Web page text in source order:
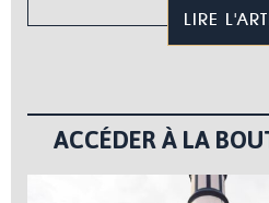
LIRE
ACCÉDER À LA